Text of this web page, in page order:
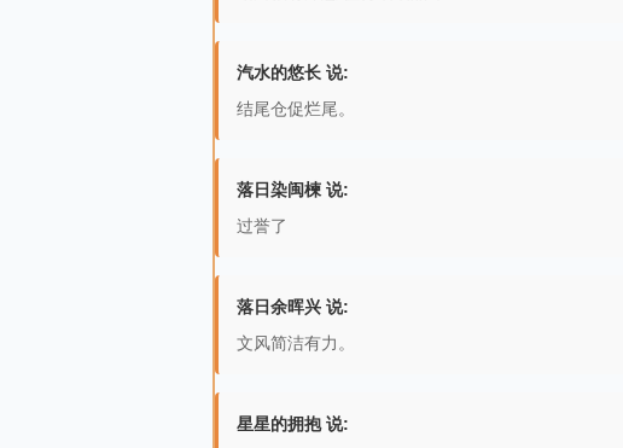
汽水的悠长 说:
结尾仓促烂尾。
落日染闽楝 说:
过誉了
落日余晖兴 说:
文风简洁有力。
星星的拥抱 说: